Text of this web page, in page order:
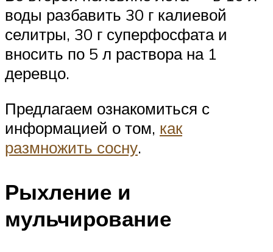
воды разбавить 30 г калиевой
селитры, 30 г суперфосфата и
вносить по 5 л раствора на 1
деревцо.
Предлагаем ознакомиться с
информацией о том, как
размножить сосну.
Рыхление и
мульчирование